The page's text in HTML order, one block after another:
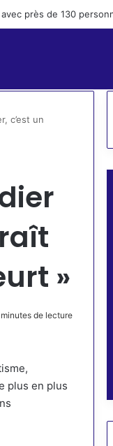
une « île-prison »,
c’est un
»
minutes de lecture
plus en plus